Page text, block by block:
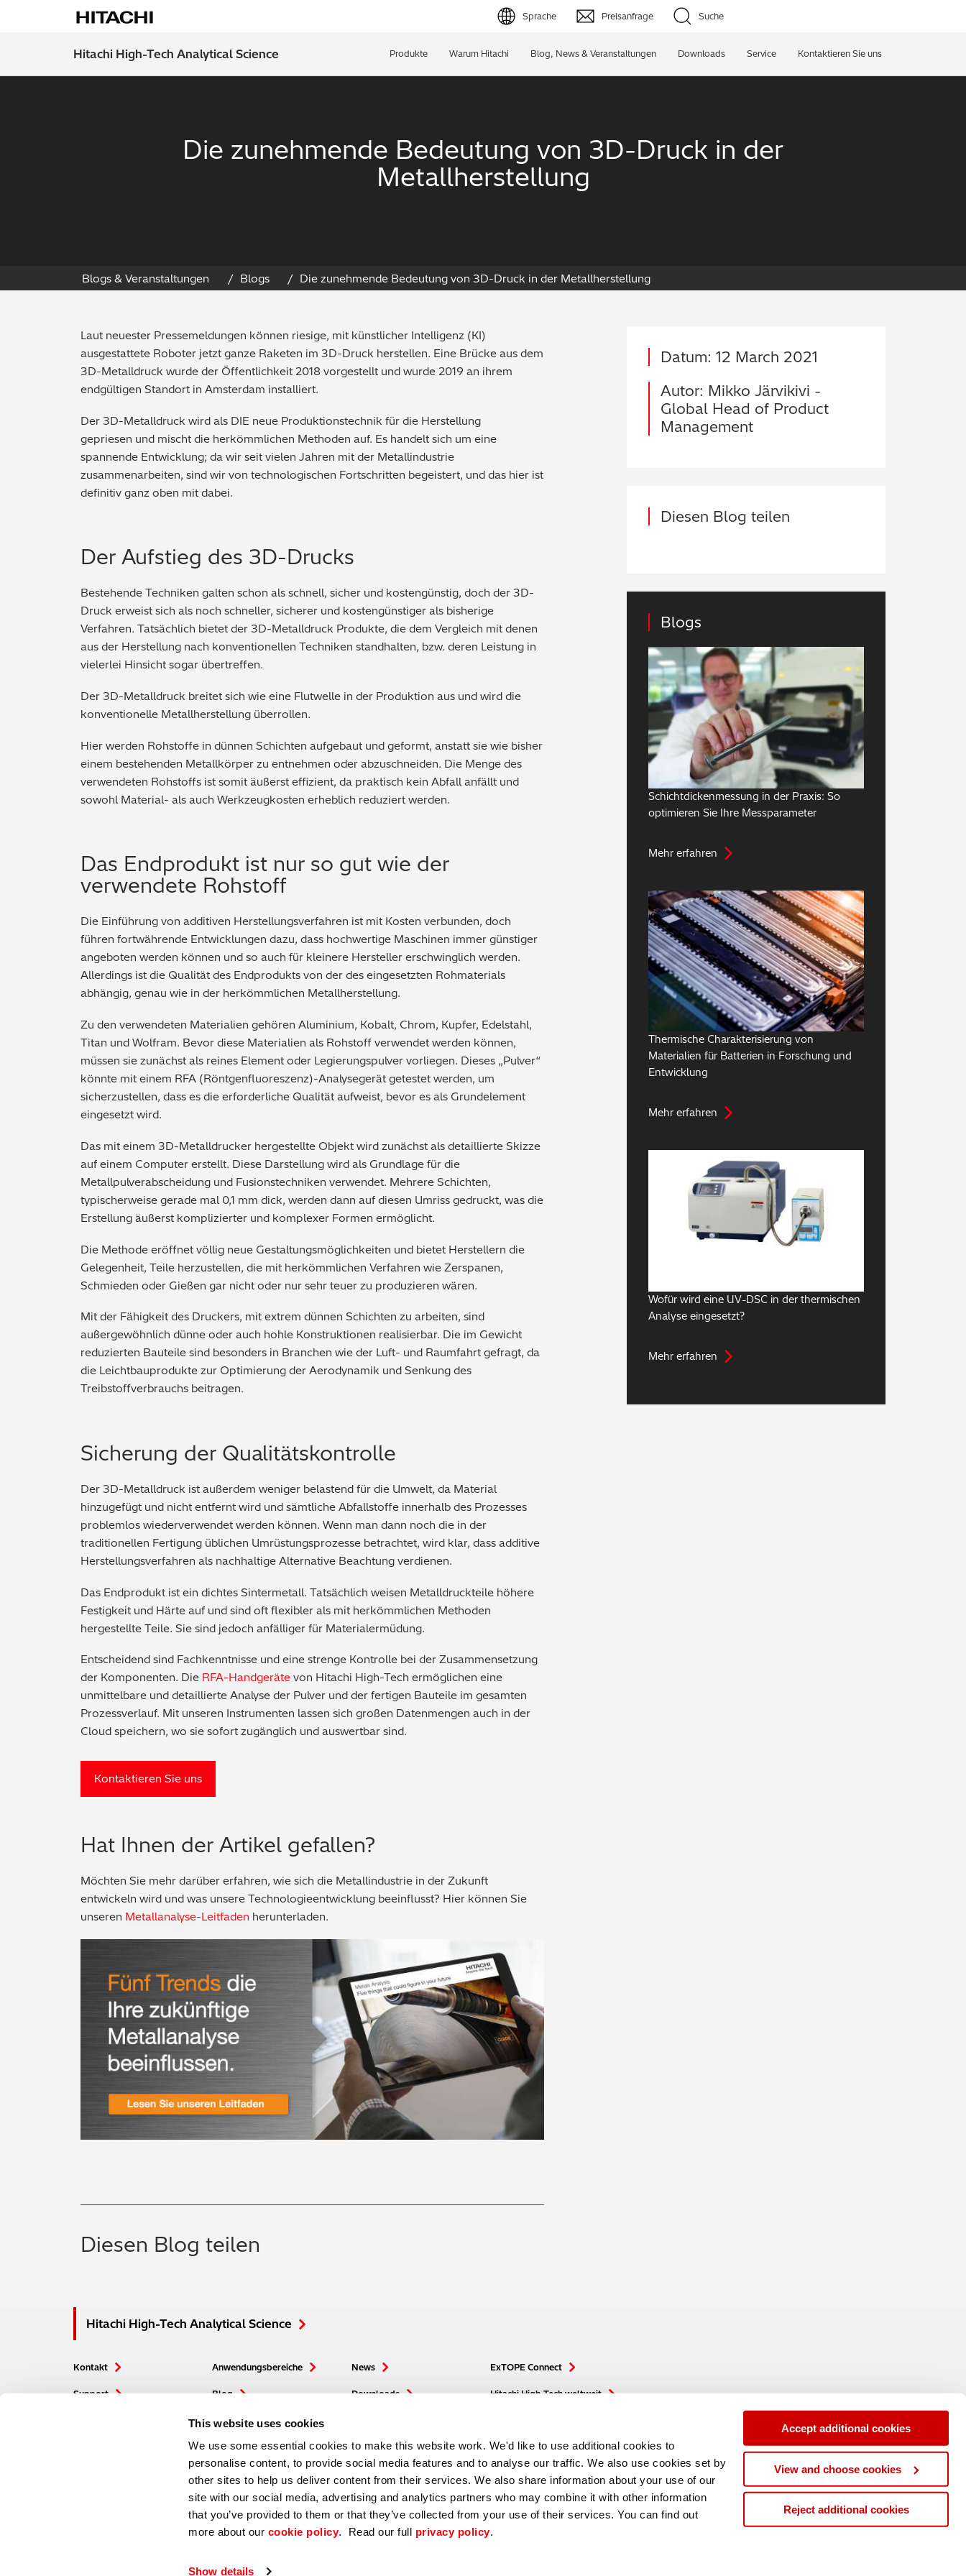
This website uses cookies
We use some essential cookies to make this website work. We'd like to use additional cookies to
personalise content, to provide social media features and to analyse our traffic. We also use cookies set by
other sites to help us deliver content from their services. We also share information about your use of our
site with our social media, advertising and analytics partners who may combine it with other information
that you’ve provided to them or that they’ve collected from your use of their services. You can find out
more about our cookie policy. Read our full privacy policy.
Show details
Accept additional cookies
View and choose cookies
Reject additional cookies
Sprache
English (EN)
日本語 (JP)
Preisanfrage Suche
Hitachi High-Tech Analytical Science Produkte Warum Hitachi Blog, News & Veranstaltungen Downloads Service Kontaktieren Sie uns
Die zunehmende Bedeutung von 3D-Druck in der
Metallherstellung
Blogs & Veranstaltungen Blogs Die zunehmende Bedeutung von 3D-Druck in der Metallherstellung
Laut neuester Pressemeldungen können riesige, mit künstlicher Intelligenz (KI)
ausgestattete Roboter jetzt ganze Raketen im 3D-Druck herstellen. Eine Brücke aus dem
3D-Metalldruck wurde der Öffentlichkeit 2018 vorgestellt und wurde 2019 an ihrem
endgültigen Standort in Amsterdam installiert.
Der 3D-Metalldruck wird als DIE neue Produktionstechnik für die Herstellung
gepriesen und mischt die herkömmlichen Methoden auf. Es handelt sich um eine
spannende Entwicklung; da wir seit vielen Jahren mit der Metallindustrie
zusammenarbeiten, sind wir von technologischen Fortschritten begeistert, und das hier ist
definitiv ganz oben mit dabei.
Der Aufstieg des 3D-Drucks
Bestehende Techniken galten schon als schnell, sicher und kostengünstig, doch der 3D-
Druck erweist sich als noch schneller, sicherer und kostengünstiger als bisherige
Verfahren. Tatsächlich bietet der 3D-Metalldruck Produkte, die dem Vergleich mit denen
aus der Herstellung nach konventionellen Techniken standhalten, bzw. deren Leistung in
vielerlei Hinsicht sogar übertreffen.
Der 3D-Metalldruck breitet sich wie eine Flutwelle in der Produktion aus und wird die
konventionelle Metallherstellung überrollen.
Hier werden Rohstoffe in dünnen Schichten aufgebaut und geformt, anstatt sie wie bisher
einem bestehenden Metallkörper zu entnehmen oder abzuschneiden. Die Menge des
verwendeten Rohstoffs ist somit äußerst effizient, da praktisch kein Abfall anfällt und
sowohl Material- als auch Werkzeugkosten erheblich reduziert werden.
Das Endprodukt ist nur so gut wie der
verwendete Rohstoff
Die Einführung von additiven Herstellungsverfahren ist mit Kosten verbunden, doch
führen fortwährende Entwicklungen dazu, dass hochwertige Maschinen immer günstiger
angeboten werden können und so auch für kleinere Hersteller erschwinglich werden.
Allerdings ist die Qualität des Endprodukts von der des eingesetzten Rohmaterials
abhängig, genau wie in der herkömmlichen Metallherstellung.
Zu den verwendeten Materialien gehören Aluminium, Kobalt, Chrom, Kupfer, Edelstahl,
Titan und Wolfram. Bevor diese Materialien als Rohstoff verwendet werden können,
müssen sie zunächst als reines Element oder Legierungspulver vorliegen. Dieses „Pulver“
könnte mit einem RFA (Röntgenfluoreszenz)-Analysegerät getestet werden, um
sicherzustellen, dass es die erforderliche Qualität aufweist, bevor es als Grundelement
eingesetzt wird.
Das mit einem 3D-Metalldrucker hergestellte Objekt wird zunächst als detaillierte Skizze
auf einem Computer erstellt. Diese Darstellung wird als Grundlage für die
Metallpulverabscheidung und Fusionstechniken verwendet. Mehrere Schichten,
typischerweise gerade mal 0,1 mm dick, werden dann auf diesen Umriss gedruckt, was die
Erstellung äußerst komplizierter und komplexer Formen ermöglicht.
Die Methode eröffnet völlig neue Gestaltungsmöglichkeiten und bietet Herstellern die
Gelegenheit, Teile herzustellen, die mit herkömmlichen Verfahren wie Zerspanen,
Schmieden oder Gießen gar nicht oder nur sehr teuer zu produzieren wären.
Mit der Fähigkeit des Druckers, mit extrem dünnen Schichten zu arbeiten, sind
außergewöhnlich dünne oder auch hohle Konstruktionen realisierbar. Die im Gewicht
reduzierten Bauteile sind besonders in Branchen wie der Luft- und Raumfahrt gefragt, da
die Leichtbauprodukte zur Optimierung der Aerodynamik und Senkung des
Treibstoffverbrauchs beitragen.
Sicherung der Qualitätskontrolle
Der 3D-Metalldruck ist außerdem weniger belastend für die Umwelt, da Material
hinzugefügt und nicht entfernt wird und sämtliche Abfallstoffe innerhalb des Prozesses
problemlos wiederverwendet werden können. Wenn man dann noch die in der
traditionellen Fertigung üblichen Umrüstungsprozesse betrachtet, wird klar, dass additive
Herstellungsverfahren als nachhaltige Alternative Beachtung verdienen.
Das Endprodukt ist ein dichtes Sintermetall. Tatsächlich weisen Metalldruckteile höhere
Festigkeit und Härte auf und sind oft flexibler als mit herkömmlichen Methoden
hergestellte Teile. Sie sind jedoch anfälliger für Materialermüdung.
Entscheidend sind Fachkenntnisse und eine strenge Kontrolle bei der Zusammensetzung
der Komponenten. Die RFA-Handgeräte von Hitachi High-Tech ermöglichen eine
unmittelbare und detaillierte Analyse der Pulver und der fertigen Bauteile im gesamten
Prozessverlauf. Mit unseren Instrumenten lassen sich großen Datenmengen auch in der
Cloud speichern, wo sie sofort zugänglich und auswertbar sind.
Kontaktieren Sie uns
Hat Ihnen der Artikel gefallen?
Möchten Sie mehr darüber erfahren, wie sich die Metallindustrie in der Zukunft
entwickeln wird und was unsere Technologieentwicklung beeinflusst? Hier können Sie
unseren Metallanalyse-Leitfaden herunterladen.
Diesen Blog teilen
Datum: 12 March 2021
Autor: Mikko Järvikivi -
Global Head of Product
Management
Diesen Blog teilen
Blogs
Schichtdickenmessung in der Praxis: So
optimieren Sie Ihre Messparameter
Mehr erfahren
Thermische Charakterisierung von
Materialien für Batterien in Forschung und
Entwicklung
Mehr erfahren
Wofür wird eine UV-DSC in der thermischen
Analyse eingesetzt?
Mehr erfahren
Hitachi High-Tech Analytical Science
Kontakt
Support
Anwendungsbereiche
Blog
Veranstaltungen
News
Downloads
ExTOPE Connect
Hitachi High-Tech weltweit
Hitachi Global Website